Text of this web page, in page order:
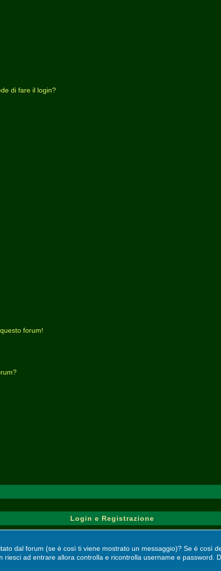
di fare il login?
forum!
Login e Registrazione
dal forum (se è così ti viene mostrato un messaggio)? Se è così
ad entrare allora controlla e ricontrolla username e password.